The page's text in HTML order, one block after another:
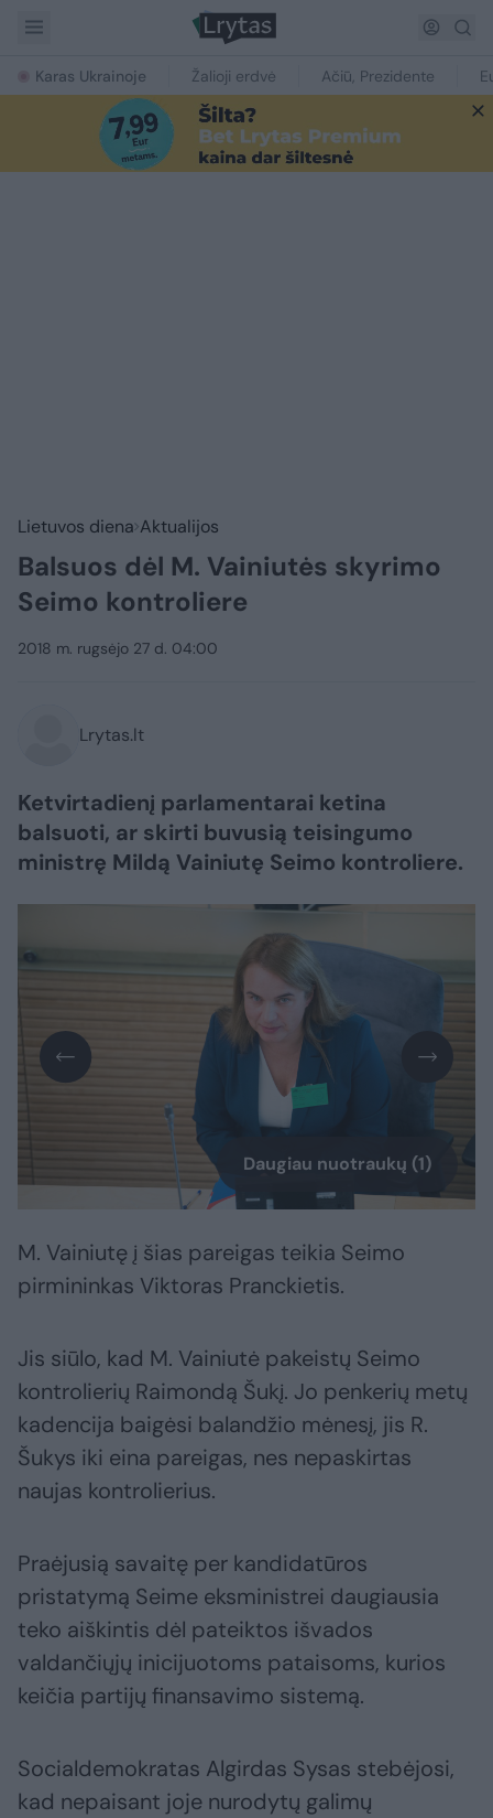
Karas Ukrainoje Žalioji erdvė Ačiū, Prezidente
Lietuvos diena Aktualijos
Balsuos dėl M. Vainiutės skyrimo
Seimo kontroliere
2018 m. rugsėjo 27 d. 04:00
Lrytas.lt
Ketvirtadienį parlamentarai ketina
balsuoti, ar skirti buvusią teisingumo
ministrę Mildą Vainiutę Seimo kontroliere.
Daugiau nuotraukų (1)
M. Vainiutę į šias pareigas teikia Seimo
pirmininkas Viktoras Pranckietis.
Jis siūlo, kad M. Vainiutė pakeistų Seimo
kontrolierių Raimondą Šukį. Jo penkerių metų
kadencija baigėsi balandžio mėnesį, jis R.
Šukys iki eina pareigas, nes nepaskirtas
naujas kontrolierius.
Praėjusią savaitę per kandidatūros
pristatymą Seime eksministrei daugiausia
teko aiškintis dėl pateiktos išvados
valdančiųjų inicijuotoms pataisoms, kurios
keičia partijų finansavimo sistemą.
Socialdemokratas Algirdas Sysas stebėjosi,
kad nepaisant joje nurodytų galimų